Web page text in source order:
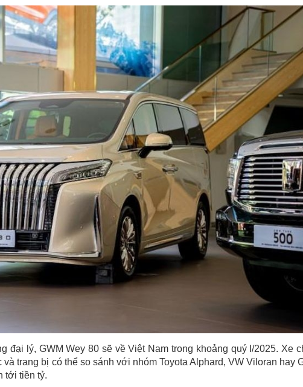
đại lý, GWM Wey 80 sẽ về Việt Nam trong khoảng quý I/2025. Xe
trang bị có thể so sánh với nhóm Toyota Alphard, VW Viloran hay
tới tiền tỷ.